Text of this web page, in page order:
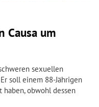
Causa um
sexuellen
soll einem 88-Jährigen
obwohl dessen